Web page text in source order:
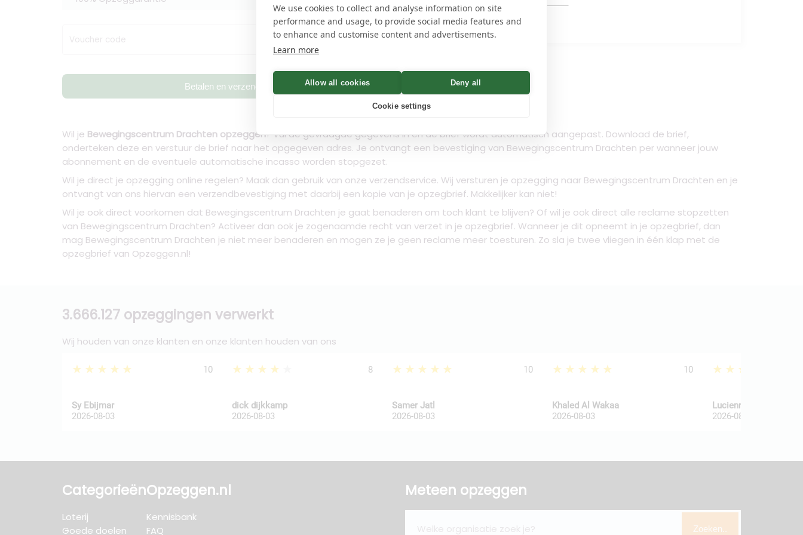
We use cookies to collect and analyse information on site
performance and usage, to provide social media features and
to enhance and customise content and advertisements.
Learn more
Allow all cookies Deny all
Cookie settings
Voucher code Controleren
Betalen en verzenden
name
Wil je Bewegingscentrum Drachten opzeggen? Vul de gevraagde gegevens in en de brief wordt automatisch aangepast. Download de brief,
onderteken deze en verstuur de brief naar het opgegeven adres. Je ontvangt een bevestiging van Bewegingscentrum Drachten per wanneer jouw
abonnement en de eventuele automatische incasso worden stopgezet.
Wil je direct je opzegging online regelen? Maak dan gebruik van onze verzendservice. Wij versturen je opzegging naar Bewegingscentrum Drachten en je
ontvangt van ons hiervan een verzendbevestiging met daarbij een kopie van je opzegbrief. Makkelijker kan niet!
Wil je ook direct voorkomen dat Bewegingscentrum Drachten je gaat benaderen om toch klant te blijven? Of wil je ook direct alle reclame stopzetten
van Bewegingscentrum Drachten? Activeer dan ook je zogenaamde recht van verzet in je opzegbrief. Wanneer je dit opneemt in je opzegbrief, dan
mag Bewegingscentrum Drachten je niet meer benaderen en mogen ze je geen reclame meer toesturen. Zo sla je twee vliegen in één klap met de
opzegbrief van Opzeggen.nl!
3.666.127 opzeggingen verwerkt
Wij houden van onze klanten en onze klanten houden van ons
★★★★★ 10
Sy Ebijmar
2026-08-03
★★★★★ 8
dick dijkkamp
2026-08-03
★★★★★ 10
Samer Jatl
2026-08-03
★★★★★ 10
Khaled Al Wakaa
2026-08-03
★★★★★
Lucienne Van De Haar
2026-08-03
Categorieën
Loterij
Goede doelen
Opzeggen.nl
Kennisbank
FAQ
Meteen opzeggen
Zoeken..